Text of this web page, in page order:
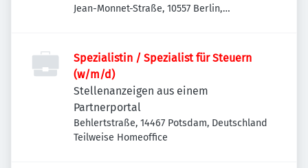
Jean-Monnet-Straße, 10557 Berlin,
Spezialistin / Spezialist für Steuern
(w/m/d)
Stellenanzeigen aus einem
Partnerportal
Behlertstraße, 14467 Potsdam, Deutschland
Teilweise Homeoffice